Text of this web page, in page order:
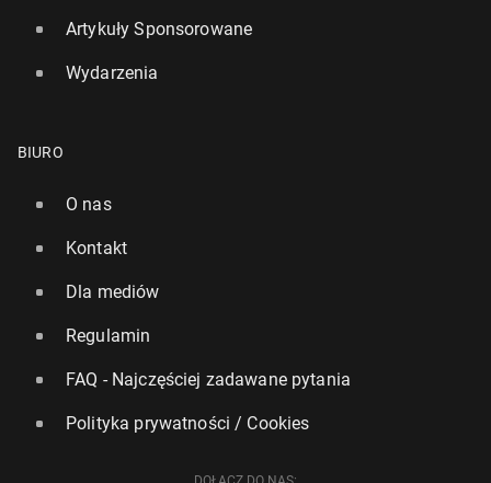
Artykuły Sponsorowane
Wydarzenia
BIURO
O nas
Kontakt
Dla mediów
Regulamin
FAQ - Najczęściej zadawane pytania
Polityka prywatności / Cookies